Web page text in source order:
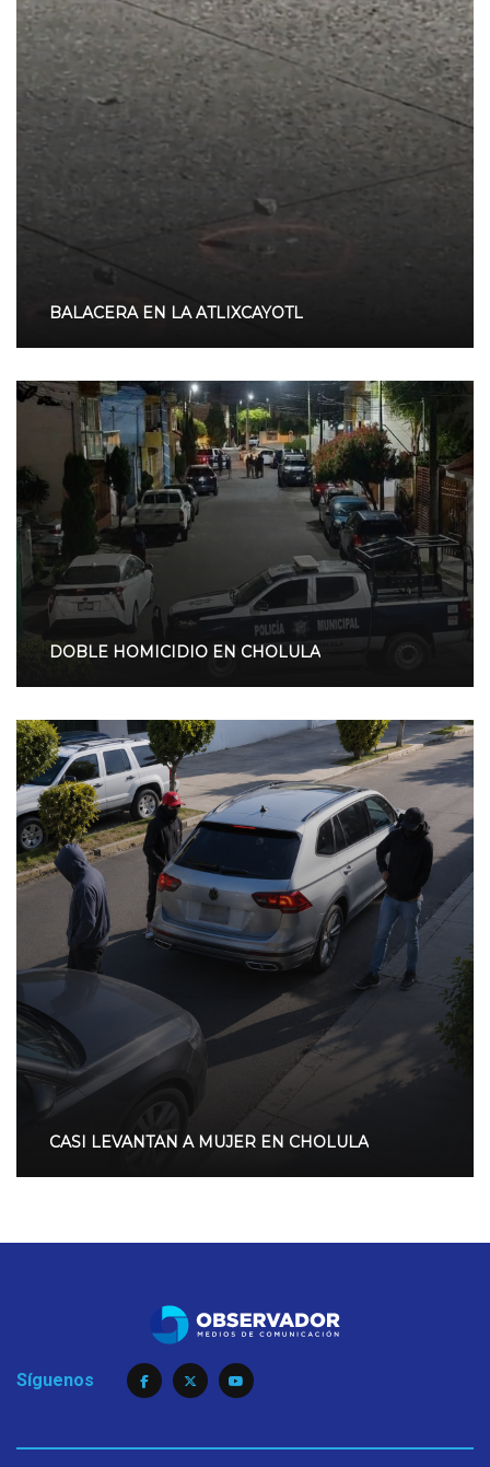
BALACERA EN LA ATLIXCAYOTL
DOBLE HOMICIDIO EN CHOLULA
CASI LEVANTAN A MUJER EN CHOLULA
Síguenos